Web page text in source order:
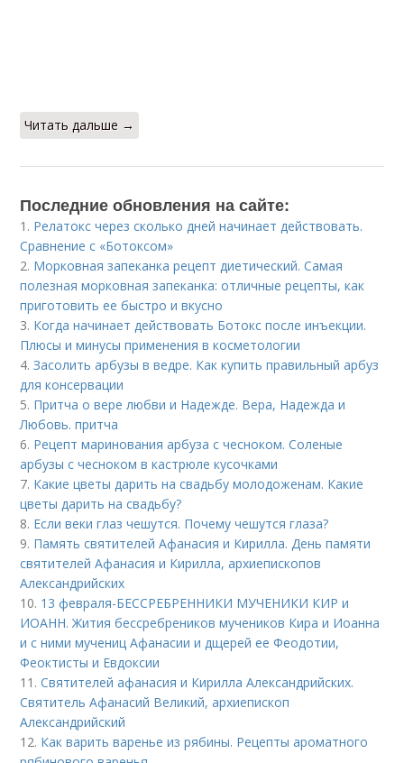
Читать дальше →
Последние обновления на сайте:
1. Релатокс через сколько дней начинает действовать.
Сравнение с «Ботоксом»
2. Морковная запеканка рецепт диетический. Самая
полезная морковная запеканка: отличные рецепты, как
приготовить ее быстро и вкусно
3. Когда начинает действовать Ботокс после инъекции.
Плюсы и минусы применения в косметологии
4.Засолить арбузы в ведре. Как купить правильный арбуз
для консервации
5. Притча о вере любви и Надежде. Вера, Надежда и
Любовь. притча
6. Рецепт маринования арбуза с чесноком. Соленые
арбузы с чесноком в кастрюле кусочками
7. Какие цветы дарить на свадьбу молодоженам. Какие
цветы дарить на свадьбу?
8. Если веки глаз чешутся. Почему чешутся глаза?
9. Память святителей Афанасия и Кирилла. День памяти
святителей Афанасия и Кирилла, архиепископов
Александрийских
10. 13 февраля-БЕССРЕБРЕННИКИ МУЧЕНИКИ КИР и
ИОАНН. Жития бессребреников мучеников Кира и Иоанна
и с ними мучениц Афанасии и дщерей ее Феодотии,
Феоктисты и Евдоксии
11.Святителей афанасия и Кирилла Александрийских.
Святитель Афанасий Великий, архиепископ
Александрийский
12. Как варить варенье из рябины. Рецепты ароматного